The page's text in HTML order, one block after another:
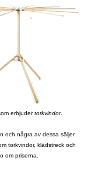
erbjudertorkvindor.
och några av dessa säljer
torkvindor, klädstreck och
om priserna.